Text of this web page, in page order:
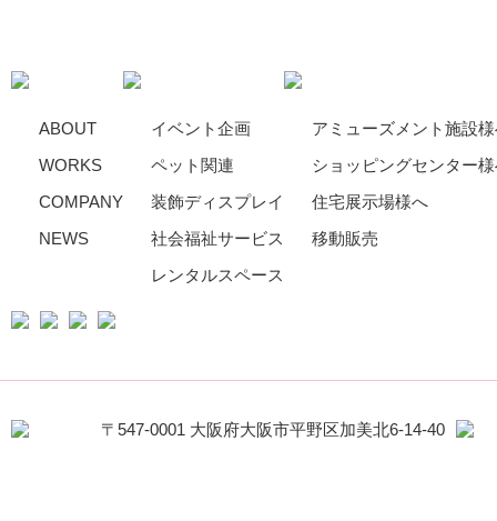
ABOUT
WORKS
COMPANY
NEWS
イベント企画
ペット関連
装飾ディスプレイ
社会福祉サービス
レンタルスペース
アミューズメント施設
ショッピングセンター
住宅展示場様へ
移動販売
〒547-0001 大阪府大阪市平野区加美北6-14-40